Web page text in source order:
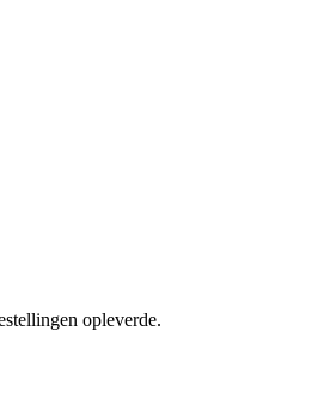
opleverde.